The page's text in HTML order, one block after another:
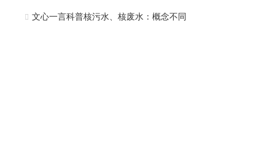
文心一言科普核污水、核废水：概念不同